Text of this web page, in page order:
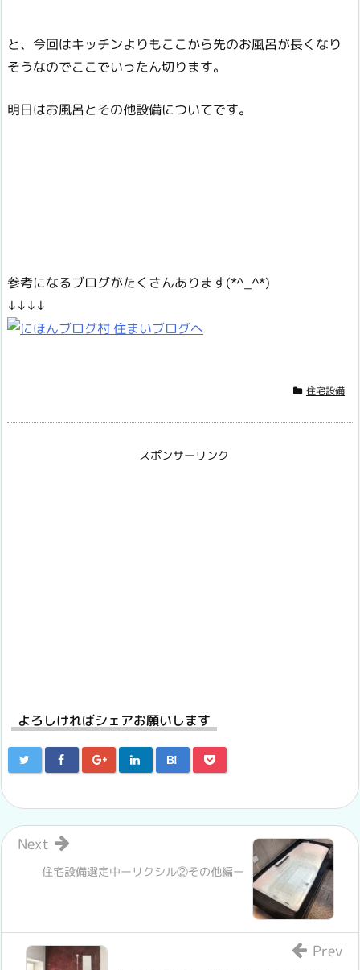
と、今回はキッチンよりもここから先のお風呂が長くなり
そうなのでここでいったん切ります。
明日はお風呂とその他設備についてです。
参考になるブログがたくさんあります(*^_^*)
↓↓↓↓
住宅設備
スポンサーリンク
よろしければシェアお願いします
B!
住宅設備選定中ーリクシル②その他編ー
Next
Prev